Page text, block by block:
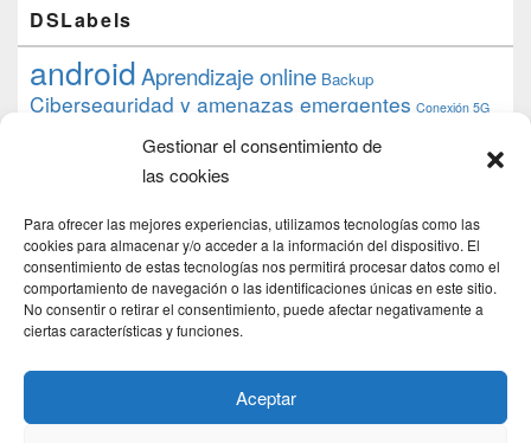
Gestionar el consentimiento de
las cookies
Para ofrecer las mejores experiencias, utilizamos tecnologías como las
cookies para almacenar y/o acceder a la información del dispositivo. El
consentimiento de estas tecnologías nos permitirá procesar datos como el
comportamiento de navegación o las identificaciones únicas en este sitio.
No consentir o retirar el consentimiento, puede afectar negativamente a
ciertas características y funciones.
Aceptar
DSLabels
androidAprendizaje online Backup
Ciberseguridad y amenazas emergentes Conexión 5G
datos debian desarrollo web
Formación Google
iphone
proyecto PS4 python Raspberryraspberrypi
raspbian review Servidor Web Sostenibilidad
tecnológicaTecnología torrent
transmissiontutorial ubuntu server Windows